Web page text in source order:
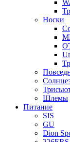
Носки
Шлемы
Питание
SIS
GU
Dion